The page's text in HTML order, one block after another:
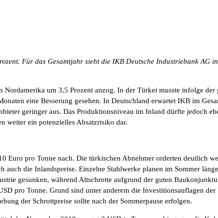
Für das Gesamtjahr sieht die IKB Deutsche Industriebank AG
um 3,5 Prozent anzog. In der Türkei musste infolge
eine Besserung gesehen. In Deutschland erwartet IKB im
geringer aus. Das Produktionsniveau im Inland dürfte jedoch
weiter ein potenzielles Absatzrisiko dar.
Euro pro Tonne nach. Die türkischen Abnehmer orderten deutlich
die Inlandspreise. Einzelne Stahlwerke planen im Sommer
gesunken, während Altschrotte aufgrund der guten
pro Tonne. Grund sind unter anderem die Investitionsauflagen
der Schrottpreise sollte nach der Sommerpause erfolgen.